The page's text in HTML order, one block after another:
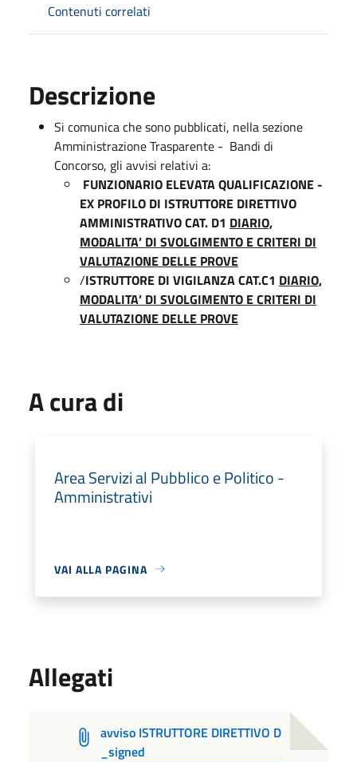
Contenuti correlati
Descrizione
Si comunica che sono pubblicati, nella sezione
Amministrazione Trasparente - Bandi di
Concorso, gli avvisi relativi a:
FUNZIONARIO ELEVATA QUALIFICAZIONE -
EX PROFILO DI ISTRUTTORE DIRETTIVO
AMMINISTRATIVO CAT. D1 DIARIO,
MODALITA’ DI SVOLGIMENTO E CRITERI DI
VALUTAZIONE DELLE PROVE
ISTRUTTORE DI VIGILANZA CAT.C1 DIARIO,
MODALITA’ DI SVOLGIMENTO E CRITERI DI
VALUTAZIONE DELLE PROVE
A cura di
Area Servizi al Pubblico e Politico -
Amministrativi
VAI ALLA PAGINA
Allegati
avviso ISTRUTTORE DIRETTIVO D
_signed